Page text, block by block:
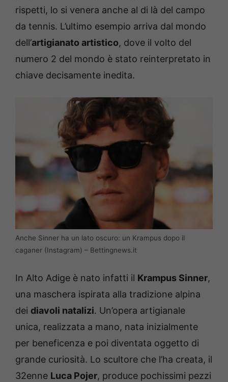
rispetti, lo si venera anche al di là del campo
da tennis. L’ultimo esempio arriva dal mondo
dell’artigianato artistico, dove il volto del
numero 2 del mondo è stato reinterpretato in
chiave decisamente inedita.
Anche Sinner ha un lato oscuro: un Krampus dopo il
caganer (Instagram) – Bettingnews.it
In Alto Adige è nato infatti il Krampus Sinner,
una maschera ispirata alla tradizione alpina
dei diavoli natalizi. Un’opera artigianale
unica, realizzata a mano, nata inizialmente
per beneficenza e poi diventata oggetto di
grande curiosità. Lo scultore che l’ha creata, il
32enne Luca Pojer, produce pochissimi pezzi